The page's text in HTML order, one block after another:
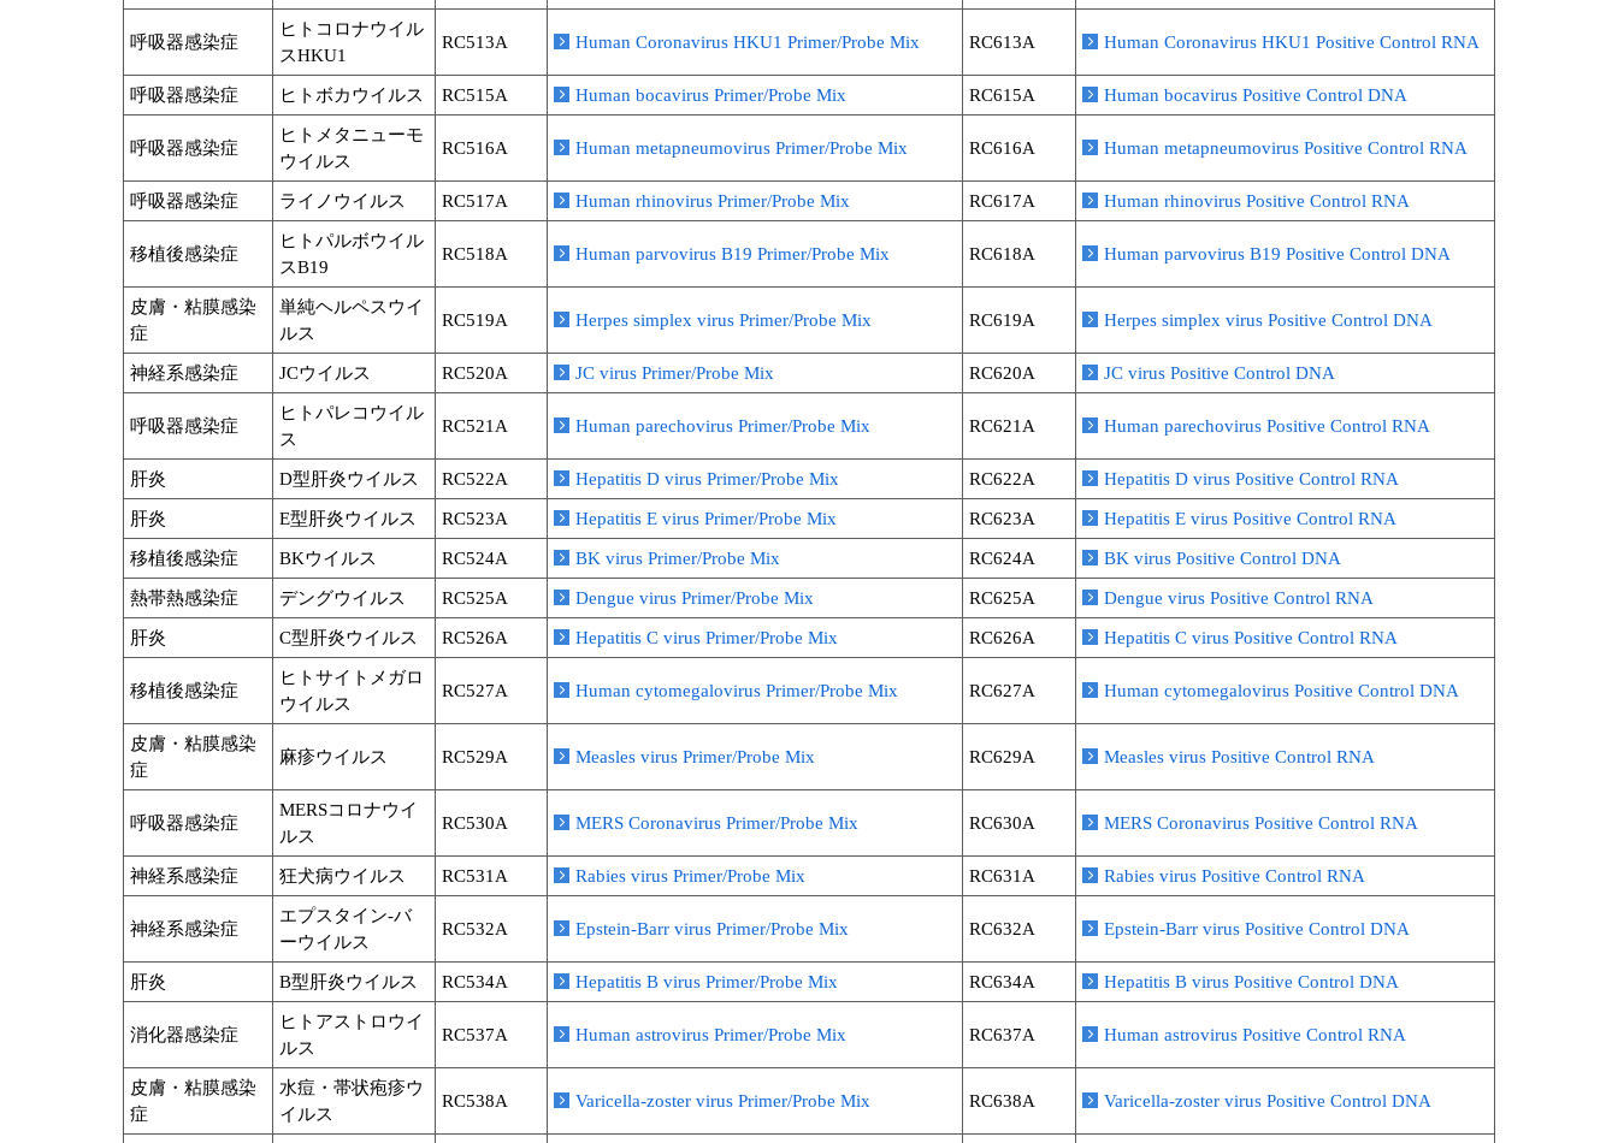
呼吸器感染症
ヒトコロナウイル
スHKU1
RC513A Human Coronavirus HKU1 Primer/Probe Mix RC613A Human Coronavirus HKU1 Positive Control RNA
呼吸器感染症 ヒトボカウイルス RC515A Human bocavirus Primer/Probe Mix RC615A Human bocavirus Positive Control DNA
呼吸器感染症
ヒトメタニューモ
ウイルス
RC516A Human metapneumovirus Primer/Probe Mix RC616A Human metapneumovirus Positive Control RNA
呼吸器感染症 ライノウイルス RC517A Human rhinovirus Primer/Probe Mix RC617A Human rhinovirus Positive Control RNA
移植後感染症
ヒトパルボウイル
スB19
RC518A Human parvovirus B19 Primer/Probe Mix RC618A Human parvovirus B19 Positive Control DNA
皮膚・粘膜感染
症
単純ヘルペスウイ
ルス
RC519A Herpes simplex virus Primer/Probe Mix RC619A Herpes simplex virus Positive Control DNA
神経系感染症 JCウイルス RC520A JC virus Primer/Probe Mix RC620A JC virus Positive Control DNA
呼吸器感染症
ヒトパレコウイル
ス
RC521A Human parechovirus Primer/Probe Mix RC621A Human parechovirus Positive Control RNA
肝炎 D型肝炎ウイルス RC522A Hepatitis D virus Primer/Probe Mix RC622A Hepatitis D virus Positive Control RNA
肝炎 E型肝炎ウイルス RC523A Hepatitis E virus Primer/Probe Mix RC623A Hepatitis E virus Positive Control RNA
移植後感染症 BKウイルス RC524A BK virus Primer/Probe Mix RC624A BK virus Positive Control DNA
熱帯熱感染症 デングウイルス RC525A Dengue virus Primer/Probe Mix RC625A Dengue virus Positive Control RNA
肝炎 C型肝炎ウイルス RC526A Hepatitis C virus Primer/Probe Mix RC626A Hepatitis C virus Positive Control RNA
移植後感染症
ヒトサイトメガロ
ウイルス
RC527A Human cytomegalovirus Primer/Probe Mix RC627A Human cytomegalovirus Positive Control DNA
皮膚・粘膜感染
症
麻疹ウイルス RC529A Measles virus Primer/Probe Mix RC629A Measles virus Positive Control RNA
呼吸器感染症
MERSコロナウイ
ルス
RC530A MERS Coronavirus Primer/Probe Mix RC630A MERS Coronavirus Positive Control RNA
神経系感染症 狂犬病ウイルス RC531A Rabies virus Primer/Probe Mix RC631A Rabies virus Positive Control RNA
神経系感染症
エプスタイン-バ
ーウイルス
RC532A Epstein-Barr virus Primer/Probe Mix RC632A Epstein-Barr virus Positive Control DNA
肝炎 B型肝炎ウイルス RC534A Hepatitis B virus Primer/Probe Mix RC634A Hepatitis B virus Positive Control DNA
消化器感染症
ヒトアストロウイ
ルス
RC537A Human astrovirus Primer/Probe Mix RC637A Human astrovirus Positive Control RNA
皮膚・粘膜感染
症
水痘・帯状疱疹ウ
イルス
RC538A Varicella-zoster virus Primer/Probe Mix RC638A Varicella-zoster virus Positive Control DNA